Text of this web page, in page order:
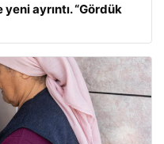
ayrıntı. “Gördük